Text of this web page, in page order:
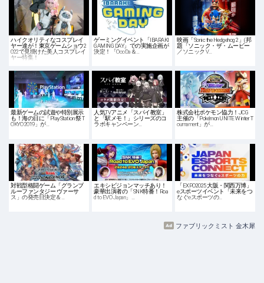
ハイクオリティなコスプレイ
ヤー達が！東京ゲームショウ2
022で見掛けた美人コスプレイ
ヤー特集！
ゲーミングイベント「IBARAKI
GAMING DAY」での実施企画が
決定！「OooDa＆…
映画「Sonic the Hedgehog 2」(邦
題「ソニック・ザ・ムービー
／ソニック V…
最新ゲームの試遊や特別展示
も！海の日に「PlayStation 祭 T
OKYO 2019」が…
人気TVアニメ「スパイ教室」
と「駅メモ！」シリーズのコ
ラボキャンペーン…
株式会社ポケモン協力！JCG
主催の「Pokémon UNITE Winter T
ournament」が…
対戦型格闘ゲーム「グランブ
ルーファンタジー ヴァーサ
ス」の発売日決定＆…
エキシビジョンマッチあり！
豪華出演者の「SNK特番！Roa
d to EVO Japan」…
「EXPO2025 大阪・関西万博」
eスポーツイベント「未来をつ
なぐeスポーツの…
ファブリックミスト 金木犀